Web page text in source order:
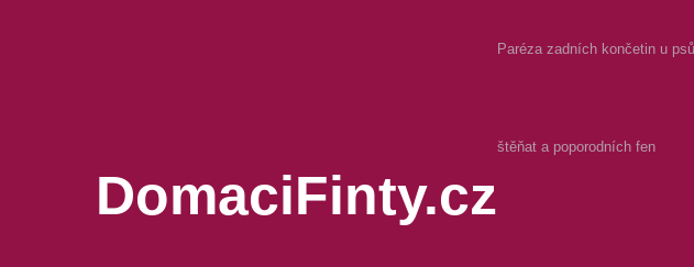
DomaciFinty.cz
Paréza zadních končetin u
štěňat a poporodních fen